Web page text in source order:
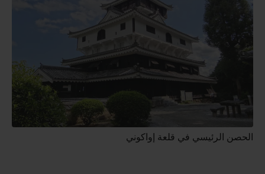
الحصن الرئيسي في قلعة إواكوني